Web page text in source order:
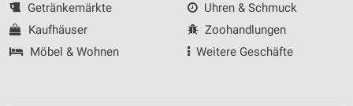
Getränkemärkte
Kaufhäuser
Möbel & Wohnen
Uhren & Schmuck
Zoohandlungen
Weitere Geschäfte